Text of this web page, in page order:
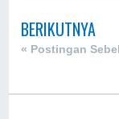
BERIKUTNYA
« Postingan